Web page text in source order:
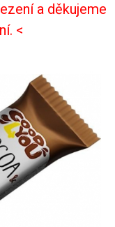
a děkujeme
<